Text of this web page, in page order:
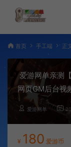
首页 手工端 正
爱游网单亲测
网页GM后台视
爱游网单
¥ 180 爱游币